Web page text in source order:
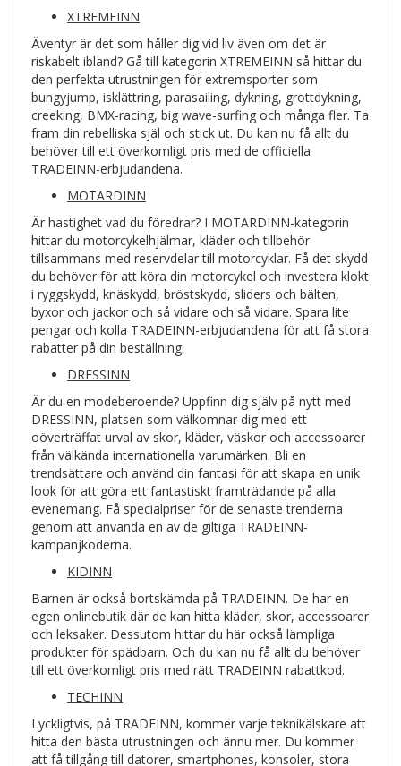
XTREMEINN
Äventyr är det som håller dig vid liv även om det är
riskabelt ibland? Gå till kategorin XTREMEINN så hittar du
den perfekta utrustningen för extremsporter som
bungyjump, isklättring, parasailing, dykning, grottdykning,
creeking, BMX-racing, big wave-surfing och många fler. Ta
fram din rebelliska själ och stick ut. Du kan nu få allt du
behöver till ett överkomligt pris med de officiella
TRADEINN-erbjudandena.
MOTARDINN
Är hastighet vad du föredrar? I MOTARDINN-kategorin
hittar du motorcykelhjälmar, kläder och tillbehör
tillsammans med reservdelar till motorcyklar. Få det skydd
du behöver för att köra din motorcykel och investera klokt
i ryggskydd, knäskydd, bröstskydd, sliders och bälten,
byxor och jackor och så vidare och så vidare. Spara lite
pengar och kolla TRADEINN-erbjudandena för att få stora
rabatter på din beställning.
DRESSINN
Är du en modeberoende? Uppfinn dig själv på nytt med
DRESSINN, platsen som välkomnar dig med ett
oöverträffat urval av skor, kläder, väskor och accessoarer
från välkända internationella varumärken. Bli en
trendsättare och använd din fantasi för att skapa en unik
look för att göra ett fantastiskt framträdande på alla
evenemang. Få specialpriser för de senaste trenderna
genom att använda en av de giltiga TRADEINN-
kampanjkoderna.
KIDINN
Barnen är också bortskämda på TRADEINN. De har en
egen onlinebutik där de kan hitta kläder, skor, accessoarer
och leksaker. Dessutom hittar du här också lämpliga
produkter för spädbarn. Och du kan nu få allt du behöver
till ett överkomligt pris med rätt TRADEINN rabattkod.
TECHINN
Lyckligtvis, på TRADEINN, kommer varje teknikälskare att
hitta den bästa utrustningen och ännu mer. Du kommer
att få tillgång till datorer, smartphones, konsoler, stora